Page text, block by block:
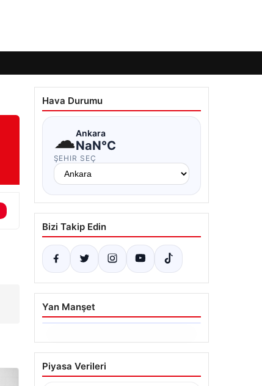
Hava Durumu
☁Ankara
NaN°C
ŞEHIR SEÇ
Bizi Takip Edin
Yan Manşet
06.08.2026
Trabzonspor’da
Mohamed Salah’ın
Piyasa Verileri